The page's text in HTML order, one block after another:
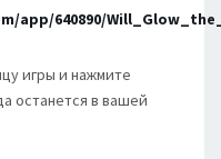
app/640890/
игры и нажмите
останется в вашей